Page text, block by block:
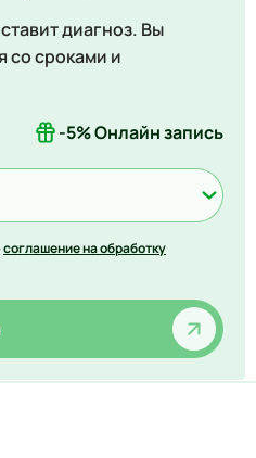
диагноз. Вы
со сроками и
-5% Онлайн запись
соглашение на обработку